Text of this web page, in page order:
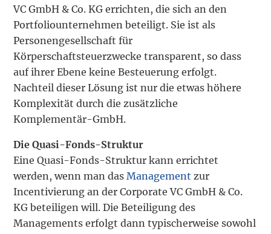
VC GmbH & Co. KG errichten, die sich an den
Portfoliounternehmen beteiligt. Sie ist als
Personengesellschaft für
Körperschaftsteuerzwecke transparent, so dass
auf ihrer Ebene keine Besteuerung erfolgt.
Nachteil dieser Lösung ist nur die etwas höhere
Komplexität durch die zusätzliche
Komplementär-GmbH.
Die Quasi-Fonds-Struktur
Eine Quasi-Fonds-Struktur kann errichtet
werden, wenn man dasManagement zur
Incentivierung an der Corporate VC GmbH & Co.
KG beteiligen will. Die Beteiligung des
Managements erfolgt dann typischerweise sowohl